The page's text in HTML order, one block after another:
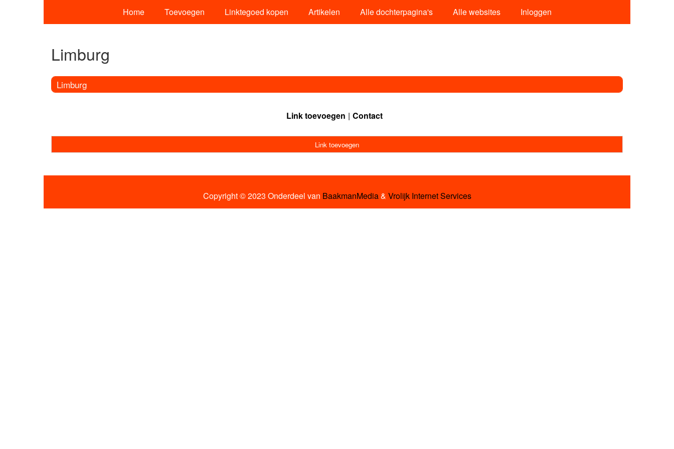
Home Toevoegen Linktegoed kopen Artikelen Alle dochterpagina's Alle websites Inloggen
Limburg
Limburg
Link toevoegen Contact
Link toevoegen
Copyright © 2023 Onderdeel van BaakmanMedia& Vrolijk Internet Services